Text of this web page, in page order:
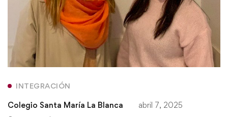
INTEGRACIÓN
Colegio Santa María La Blanca
abril 7, 2025